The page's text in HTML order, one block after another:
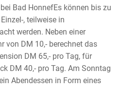
Bad HonnefEs können bis zu
, teilweise in
werden. Neben einer
von DM 10,- berechnet das
DM 65,- pro Tag, für
DM 40,- pro Tag. Am Sonntag
Abendessen in Form eines